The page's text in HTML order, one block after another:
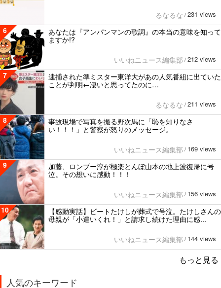
るなるな / 231 views
6
あなたは『アンパンマンの歌詞』の本当の意味を知って
ますか!?
いいねニュース編集部 / 212 views
7
逮捕された準ミスター東洋大があの人気番組に出ていた
ことが判明←凄いと思ってたのに…
るなるな / 211 views
8
事故現場で写真を撮る野次馬に「恥を知りなさ
い！！！」と警察が怒りのメッセージ。
いいねニュース編集部 / 169 views
9
加藤、ロンブー淳が極楽とんぼ山本の地上波復帰に号
泣。その想いに感動！！！
いいねニュース編集部 / 156 views
10
【感動実話】ビートたけしが葬式で号泣。たけしさんの
母親が「小遣いくれ！」と請求し続けた理由に感...
いいねニュース編集部 / 144 views
もっと見る
人気のキーワード